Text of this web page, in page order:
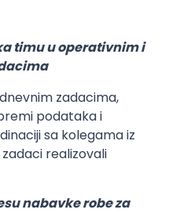
timu u operativnim i
zadacima,
podataka i
sa kolegama iz
realizovali
nabavke robe za